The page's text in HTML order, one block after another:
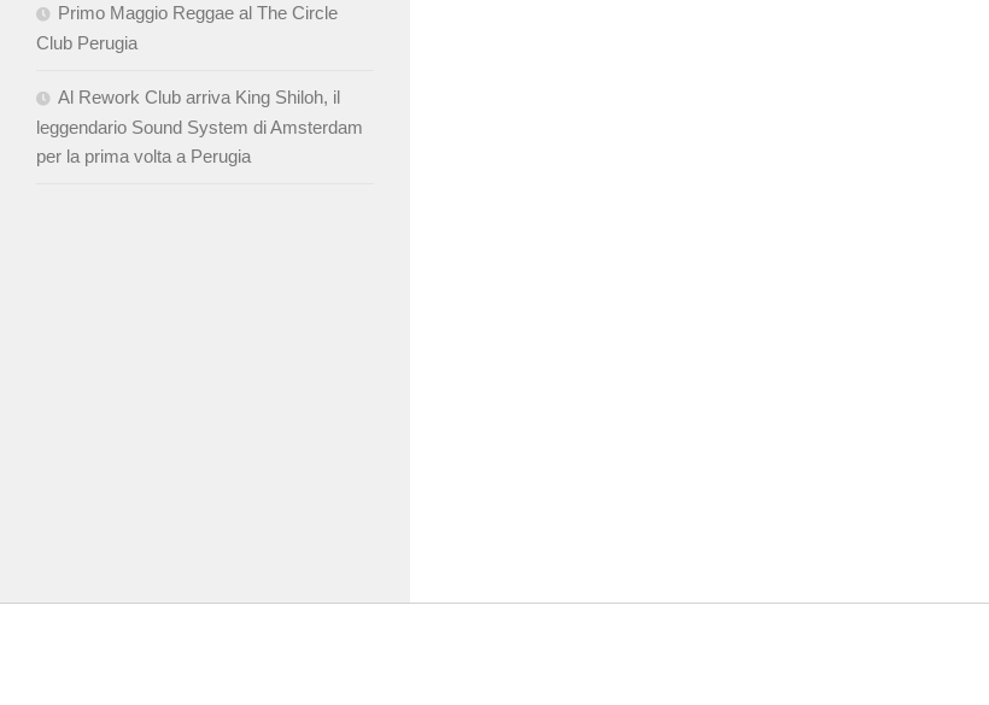
Primo Maggio Reggae al The Circle
Club Perugia
Al Rework Club arriva King Shiloh, il
leggendario Sound System di Amsterdam
per la prima volta a Perugia